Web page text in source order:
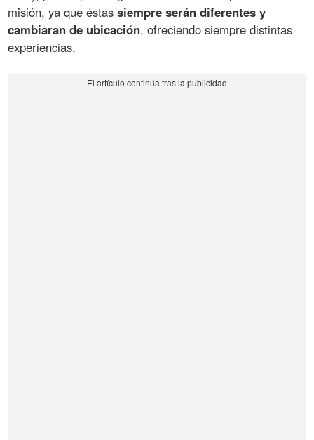
misión, ya que éstassiempre serán diferentes y
cambiaran de ubicación, ofreciendo siempre distintas
experiencias.